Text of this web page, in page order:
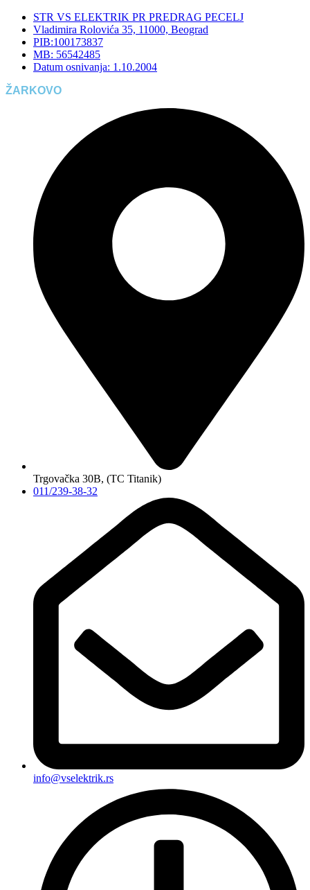
STR VS ELEKTRIK PR PREDRAG PECELJ
Vladimira Rolovića 35, 11000, Beograd
PIB:100173837
MB: 56542485
Datum osnivanja: 1.10.2004
ŽARKOVO
Trgovačka 30B, (TC Titanik)
011/239-38-32
info@vselektrik.rs